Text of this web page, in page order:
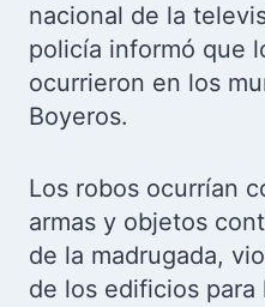
nacional de la
policía informó que
ocurrieron en los
Boyeros.
Los robos ocurrían
armas y objetos
de la madrugada,
de los edificios para